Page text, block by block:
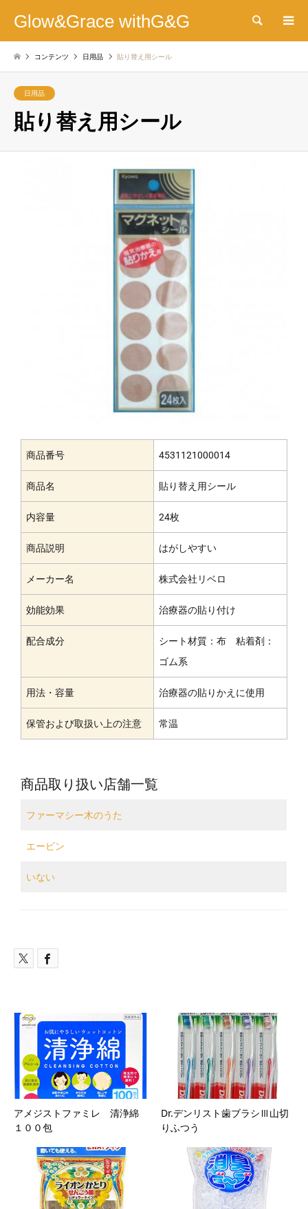
Glow&Grace withG&G 検索
コンテンツ 日用品 貼り替え用シール
日用品
貼り替え用シール
商品番号 4531121000014
商品名 貼り替え用シール
内容量 24枚
商品説明 はがしやすい
メーカー名 株式会社リベロ
効能効果 治療器の貼り付け
配合成分
シート材質：布 粘着剤：
ゴム系
用法・容量 治療器の貼りかえに使用
保管および取扱い上の注意 常温
商品取り扱い店舗一覧
ファーマシー木のうた
エービン
いない
アメジストファミレ 清浄綿
１００包
Dr.デンリスト歯ブラシⅢ山切
りふつう